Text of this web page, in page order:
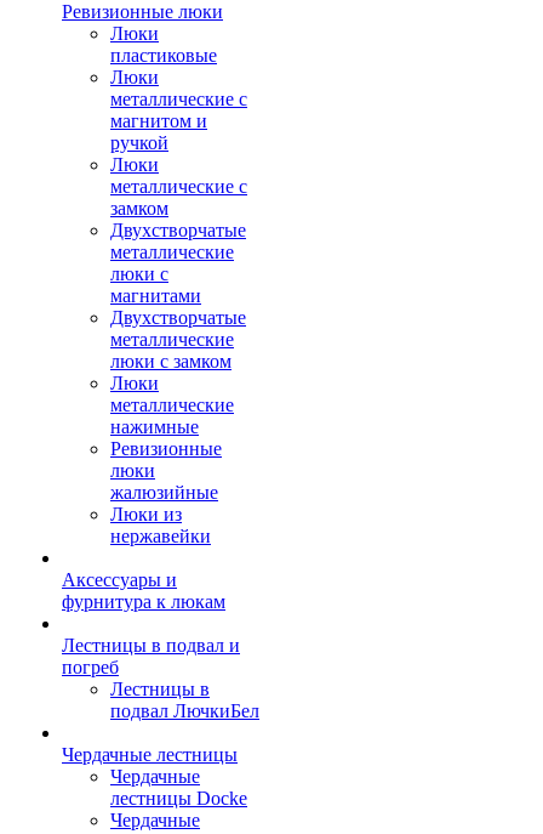
Ревизионные люки
Люки
пластиковые
Люки
металлические с
магнитом и
ручкой
Люки
металлические с
замком
Двухстворчатые
металлические
люки с
магнитами
Двухстворчатые
металлические
люки с замком
Люки
металлические
нажимные
Ревизионные
люки
жалюзийные
Люки из
нержавейки
Аксессуары и
фурнитура к люкам
Лестницы в подвал и
погреб
Лестницы в
подвал ЛючкиБел
Чердачные лестницы
Чердачные
лестницы Docke
Чердачные